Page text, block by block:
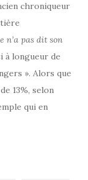
chroniqueur
n’a pas dit son
à longueur de
». Alors que
13%, selon
qui en